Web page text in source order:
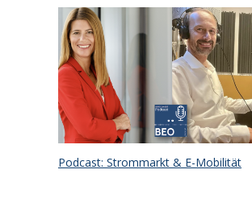
Podcast: Strommarkt & E-Mobilität